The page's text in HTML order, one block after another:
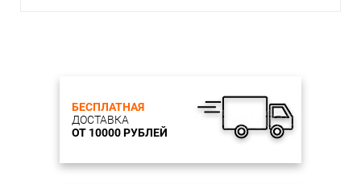
БЕСПЛАТНАЯ
ДОСТАВКА
ОТ 10000 РУБЛЕЙ